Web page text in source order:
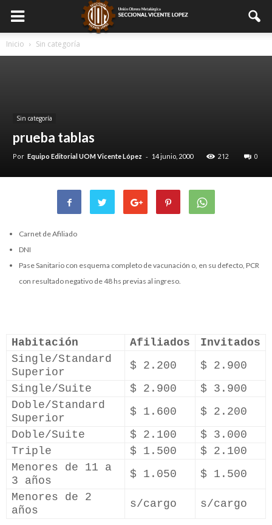
Inicio Sin categoría
Sin categoría
prueba tablas
Por Equipo Editorial UOM Vicente López - 14 junio, 2000 212 0
Carnet de Afiliado
DNI
Pase Sanitario con esquema completo de vacunación o, en su defecto, PCR
con resultado negativo de 48 hs previas al ingreso.
Habitación Afiliados
Invitados
Single/Standard
Superior
$ 2.200
$ 2.900
Single/Suite
$ 2.900
$ 3.900
Doble/Standard
Superior
$ 1.600
$ 2.200
Doble/Suite
$ 2.100
$ 3.000
Triple
$ 1.500
$ 2.100
Menores de 11 a
3 años
$ 1.050
$ 1.500
Menores de 2
años
s/cargo s/cargo